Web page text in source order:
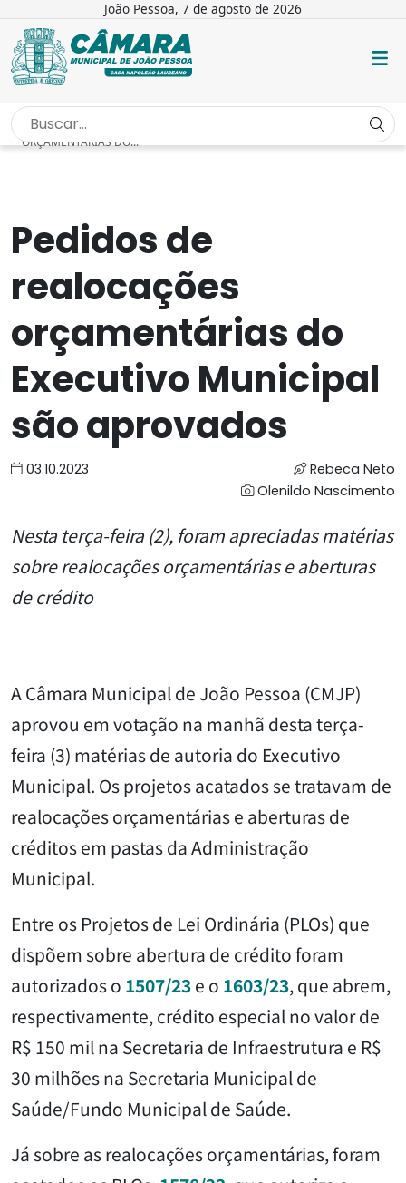
João Pessoa, 7 de agosto de 2026
INÍCIO /
ORÇAMENTÁRIAS DO...
Pedidos de
realocações
orçamentárias do
Executivo Municipal
são aprovados
03.10.2023
Rebeca Neto
Olenildo Nascimento
Nesta terça-feira (2), foram apreciadas matérias
sobre realocações orçamentárias e aberturas
de crédito
A Câmara Municipal de João Pessoa (CMJP)
aprovou em votação na manhã desta terça-
feira (3) matérias de autoria do Executivo
Municipal. Os projetos acatados se tratavam de
realocações orçamentárias e aberturas de
créditos em pastas da Administração
Municipal.
Entre os Projetos de Lei Ordinária (PLOs) que
dispõem sobre abertura de crédito foram
autorizados o 1507/23e o 1603/23, que abrem,
respectivamente, crédito especial no valor de
R$ 150 mil na Secretaria de Infraestrutura e R$
30 milhões na Secretaria Municipal de
Saúde/Fundo Municipal de Saúde.
Já sobre as realocações orçamentárias, foram